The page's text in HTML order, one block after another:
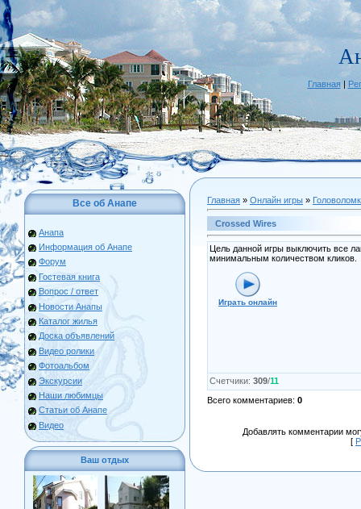
Главная|
Все об Анапе
Анапа
Информация об Анапе
Форум
Гостевая книга
Вопрос / ответ
Новости Анапы
Каталог жилья
Доска объявлений
Видео ролики
Фотоальбом
Экскурсии
Наши любимцы
Статьи об Анапе
Видео
Ваш отдых
Главная » Онлайн игры »
Crossed Wires
Цель данной игры выключить все
минимальным количеством кликов.
Играть онлайн
Счетчики: 309/11
Всего комментариев: 0
Добавлять комментарии
[